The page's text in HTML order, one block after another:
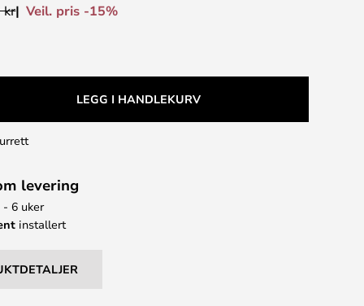
kr Veil. pris -15%
LEGG I HANDLEKURV
levering
6 uker
installert